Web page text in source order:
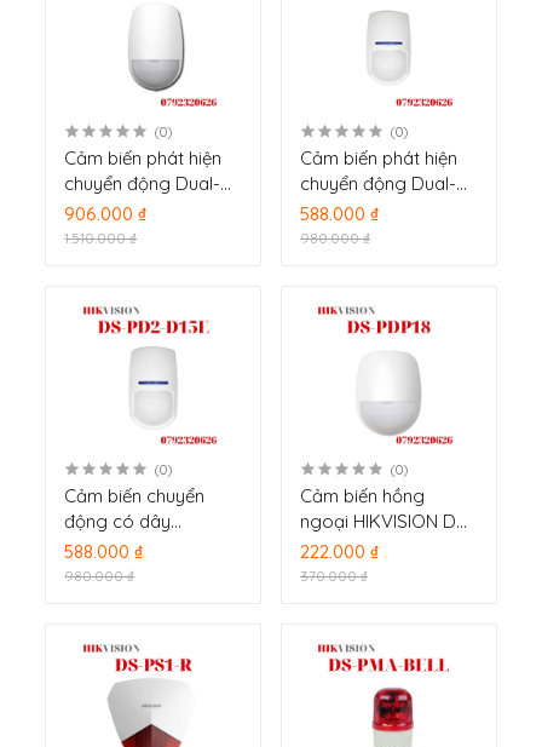
(0)
Cảm biến phát hiện
chuyển động Dual-
Tech HIKVISION DS-
PDD15AM-EG2
906.000 ₫
1.510.000 ₫
(0)
Cảm biến phát hiện
chuyển động Dual-
Tech HIKVISION DS-
PD2-D10PE
588.000 ₫
980.000 ₫
(0)
Cảm biến chuyển
động có dây
HIKVISION DS-PD2-
D15E
588.000 ₫
980.000 ₫
(0)
Cảm biến hồng
ngoại HIKVISION DS-
PDP18-EG2(P)
222.000 ₫
370.000 ₫